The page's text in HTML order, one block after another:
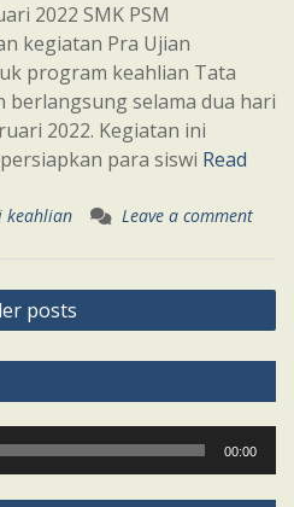
2022 SMK PSM
kegiatan Pra Ujian
program keahlian Tata
berlangsung selama dua hari
2022. Kegiatan ini
para siswi Read
keahlian Leave a comment
posts
00:00